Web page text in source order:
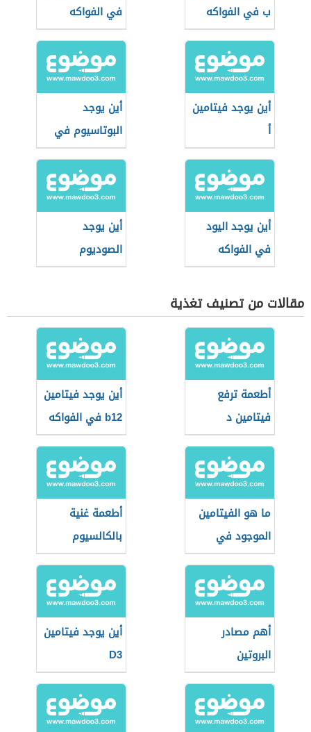
ب في الفواكه
في الفواكه
أين يوجد فيتامين
أ
أين يوجد
البوتاسيوم في
الطعام
أين يوجد اليود
في الفواكه
أين يوجد
الصوديوم
مقالات من تصنيف تغذية
أطعمة ترفع
فيتامين د
أين يوجد فيتامين
b12 في الفواكه
ما هو الفيتامين
الموجود في
الشمس
أطعمة غنية
بالكالسيوم
وفيتامين د
أهم مصادر
البروتين
أين يوجد فيتامين
D3